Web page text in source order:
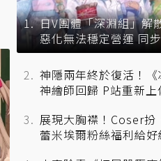
日V團體「深淵組」解
惡化無法穩定營運 同
來去向
神隱兩年終於復活！《
神繪師回歸 P站重新
展現大胸襟！Coser扮
蕾米埃爾粉絲福利給好